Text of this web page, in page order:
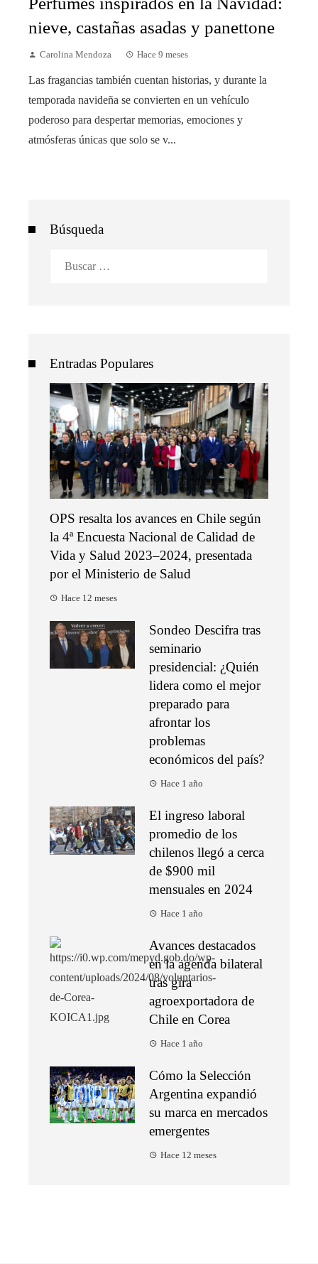
nieve, castañas asadas y panettone
Carolina Mendoza Hace 9 meses
Las fragancias también cuentan historias, y durante la
temporada navideña se convierten en un vehículo
poderoso para despertar memorias, emociones y
atmósferas únicas que solo se v...
Búsqueda
Entradas Populares
OPS resalta los avances en Chile según
la 4ª Encuesta Nacional de Calidad de
Vida y Salud 2023–2024, presentada
por el Ministerio de Salud
Hace 12 meses
Sondeo Descifra tras
seminario
presidencial: ¿Quién
lidera como el mejor
preparado para
afrontar los
problemas
económicos del país?
Hace 1 año
El ingreso laboral
promedio de los
chilenos llegó a cerca
de $900 mil
mensuales en 2024
Hace 1 año
Avances destacados
en la agenda bilateral
tras gira
agroexportadora de
Chile en Corea
Hace 1 año
Cómo la Selección
Argentina expandió
su marca en mercados
emergentes
Hace 12 meses